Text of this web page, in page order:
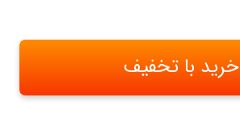
خرید با تخفیف